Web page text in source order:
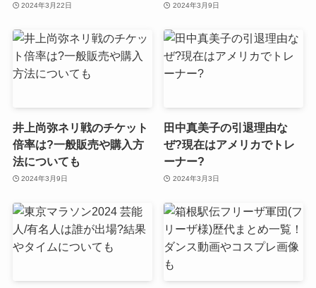
2024年3月22日 2024年3月9日
井上尚弥ネリ戦のチケット
倍率は?一般販売や購入方
法についても
2024年3月9日
田中真美子の引退理由な
ぜ?現在はアメリカでトレ
ーナー?
2024年3月3日